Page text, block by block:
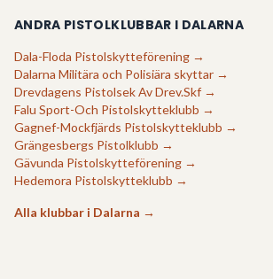
ANDRA PISTOLKLUBBAR I DALARNA
Dala-Floda Pistolskytteförening →
Dalarna Militära och Polisiära skyttar →
Drevdagens Pistolsek Av Drev.Skf →
Falu Sport-Och Pistolskytteklubb →
Gagnef-Mockfjärds Pistolskytteklubb →
Grängesbergs Pistolklubb →
Gävunda Pistolskytteförening →
Hedemora Pistolskytteklubb →
Alla klubbar i Dalarna →